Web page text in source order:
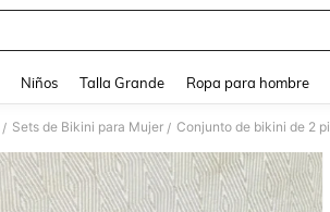
Niños Talla Grande Ropa para hombre
/ Sets de Bikini para Mujer /